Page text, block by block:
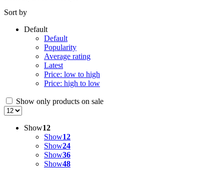
Sort by
Default
Default
Popularity
Average rating
Latest
Price: low to high
Price: high to low
Show only products on sale
Show12
Show12
Show24
Show36
Show48